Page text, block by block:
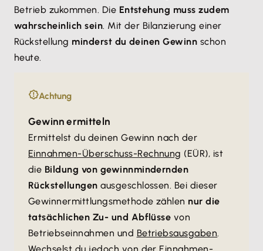
Betrieb zukommen. Die Entstehung muss zudem
wahrscheinlich sein. Mit der Bilanzierung einer
Rückstellung minderst du deinen Gewinn schon
heute.
Achtung
Gewinn ermitteln
Ermittelst du deinen Gewinn nach der
Einnahmen-Überschuss-Rechnung (EÜR), ist
die Bildung von gewinnmindernden
Rückstellungen ausgeschlossen. Bei dieser
Gewinnermittlungsmethode zählen nur die
tatsächlichen Zu- und Abflüsse von
Betriebseinnahmen und Betriebsausgaben.